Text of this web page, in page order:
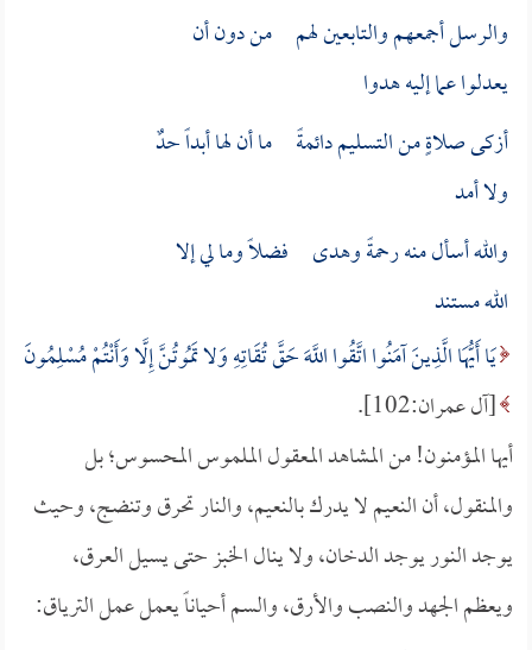
والرسل أجمعهم والتابعين لهم من دون أن
يعدلوا عما إليه هدوا
أزكى صلاةٍ من التسليم دائمةً ما أن لها أبداً حدٌ
ولا أمد
والله أسأل منه رحمةً وهدى فضلاً وما لي إلا
الله مستند
يَا أَيُّهَا الَّذِينَ آمَنُوا اتَّقُوا اللَّهَ حَقَّ تُقَاتِهِ وَلا تَمُوتُنَّ إِلَّا وَأَنْتُمْ مُسْلِمُونَ
[آل عمران:102].
أيها المؤمنون! من المشاهد المعقول الملموس المحسوس؛ بل
والمنقول، أن النعيم لا يدرك بالنعيم، والنار تحرق وتنضج، وحيث
يوجد النور يوجد الدخان، ولا ينال الخبز حتى يسيل العرق،
ويعظم الجهد والنصب والأرق، والسم أحياناً يعمل عمل الترياق: